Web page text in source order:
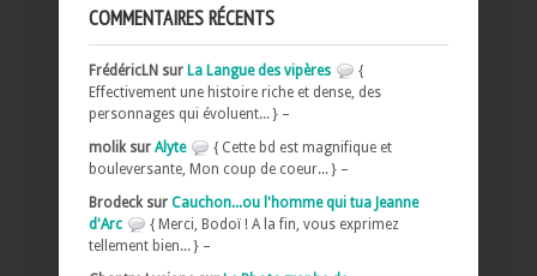
COMMENTAIRES RÉCENTS
FrédéricLN sur La Langue des vipères
{
Effectivement une histoire riche et dense, des
personnages qui évoluent... } –
molik sur Alyte
{ Cette bd est magnifique et
bouleversante, Mon coup de coeur... } –
Brodeck sur Cauchon...ou l'homme qui tua Jeanne
d'Arc
{ Merci, Bodoï ! A la fin, vous exprimez
tellement bien... } –